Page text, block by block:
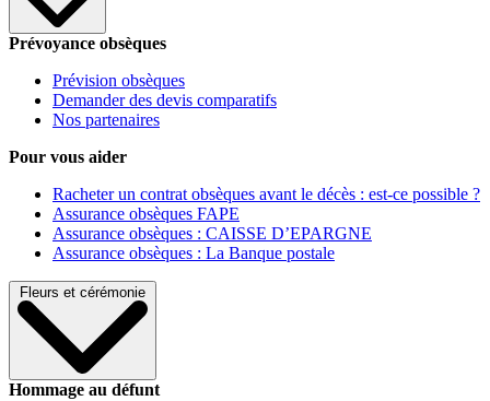
Prévoyance obsèques
Prévision obsèques
Demander des devis comparatifs
Nos partenaires
Pour vous aider
Racheter un contrat obsèques avant le décès : est-ce possible ?
Assurance obsèques FAPE
Assurance obsèques : CAISSE D’EPARGNE
Assurance obsèques : La Banque postale
Fleurs et cérémonie
Hommage au défunt